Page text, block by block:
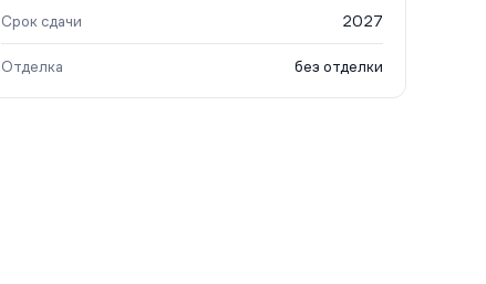
Срок сдачи 2027
Отделка без отделки